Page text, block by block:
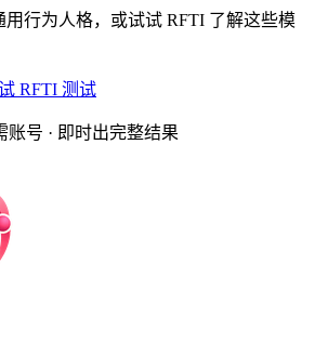
用行为人格，或试试 RFTI 了解这些模
RFTI 测试
账号 · 即时出完整结果